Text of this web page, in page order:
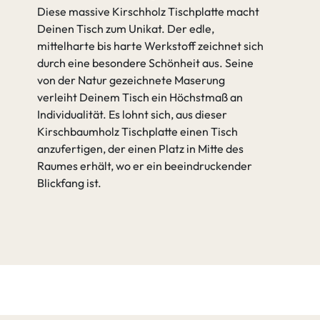
Diese massive Kirschholz Tischplatte macht
Deinen Tisch zum Unikat. Der edle,
mittelharte bis harte Werkstoff zeichnet sich
durch eine besondere Schönheit aus. Seine
von der Natur gezeichnete Maserung
verleiht Deinem Tisch ein Höchstmaß an
Individualität. Es lohnt sich, aus dieser
Kirschbaumholz Tischplatte einen Tisch
anzufertigen, der einen Platz in Mitte des
Raumes erhält, wo er ein beeindruckender
Blickfang ist.